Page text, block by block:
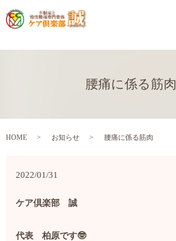
腰痛に係る筋肉
HOME お知らせ 腰痛に係る筋肉
2022/01/31
ケア倶楽部 誠
代表 柏原です🤓